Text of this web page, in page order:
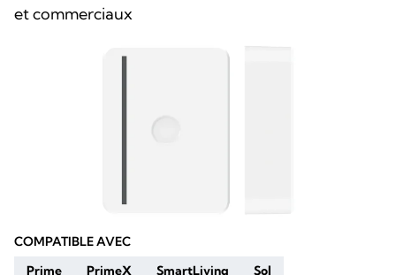
et commerciaux
COMPATIBLE AVEC
Prime
PrimeX SmartLiving Sol